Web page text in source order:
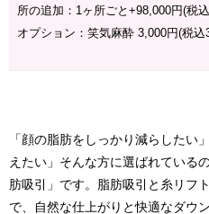
所の追加：1ヶ所ごと+98,000円(税
オプション：笑気麻酔 3,000円(税込
「顔の脂肪をしっかり減らしたい
えたい」そんな方に選ばれている
肪吸引」です。脂肪吸引と糸リフ
で、自然な仕上がりと快適なダウ